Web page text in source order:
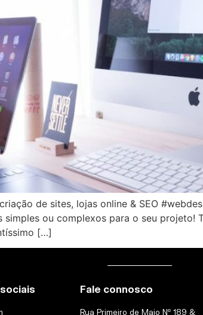
de sites, lojas online & SEO
ou complexos para o seu projeto!
[…]
Fale connosco
Rua Primeiro de Maio Nº 189 &